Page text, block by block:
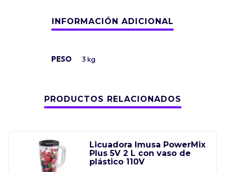
PESO 3 kg
PRODUCTOS RELACIONADOS
Licuadora Imusa PowerMix
Plus 5V 2 L con vaso de
plástico 110V